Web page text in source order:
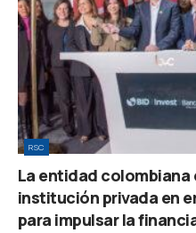
RSC
La entidad colombiana
institución privada en
para impulsar la